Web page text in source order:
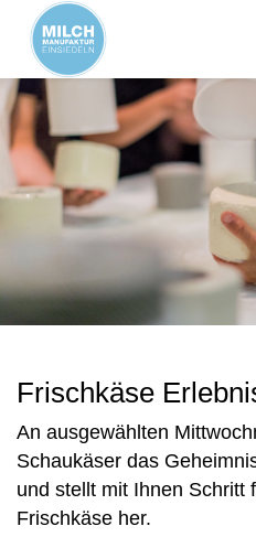
Frischkäse
An ausgewählten
Schaukäser das
und stellt mit Ihnen Schritt
Frischkäse her.